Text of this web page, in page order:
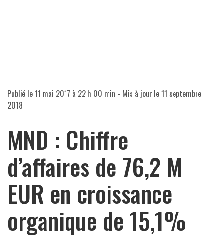
Publié le11 mai 2017 à 22 h 00 min - Mis à jour le11 septembre
2018
MND : Chiffre
d’affaires de 76,2 M
EUR en croissance
organique de 15,1%